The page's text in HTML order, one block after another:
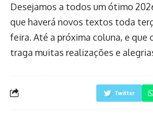
Desejamos a todos um ótimo
que haverá novos textos toda
feira. Até a próxima coluna, e que
traga muitas realizações e
Twitter